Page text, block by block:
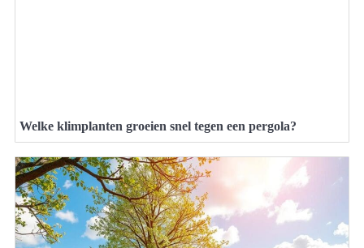
Welke klimplanten groeien snel tegen een pergola?